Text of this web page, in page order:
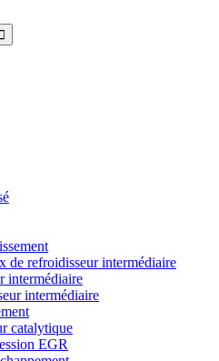
de refroidisseur intermédiaire
intermédiaire
intermédiaire
catalytique
EGR